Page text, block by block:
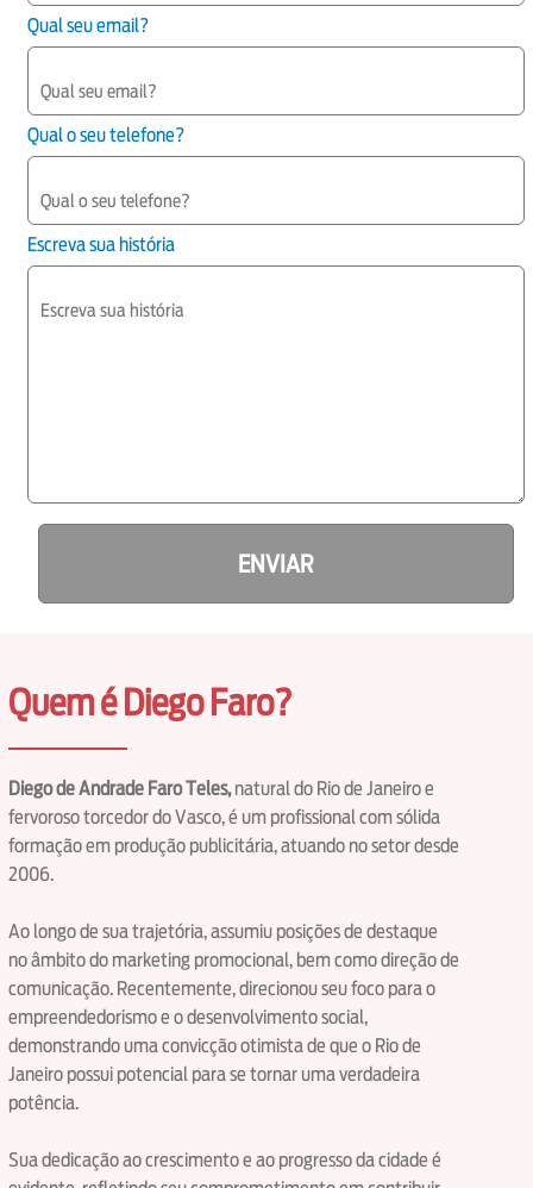
Qual seu email?
Qual o seu telefone?
Escreva sua história
ENVIAR
Quem é Diego Faro?
Diego de Andrade Faro Teles,natural do Rio de Janeiro e
fervoroso torcedor do Vasco, é um profissional com sólida
formação em produção publicitária, atuando no setor desde
2006.
Ao longo de sua trajetória, assumiu posições de destaque
no âmbito do marketing promocional, bem como direção de
comunicação. Recentemente, direcionou seu foco para o
empreendedorismo e o desenvolvimento social,
demonstrando uma convicção otimista de que o Rio de
Janeiro possui potencial para se tornar uma verdadeira
potência.
Sua dedicação ao crescimento e ao progresso da cidade é